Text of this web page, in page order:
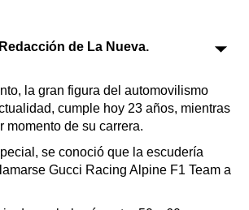
Redacción de La Nueva.
la gran figura del automovilismo
cumple hoy 23 años, mientras
momento de su carrera.
se conoció que la escudería
Gucci Racing Alpine F1 Team a